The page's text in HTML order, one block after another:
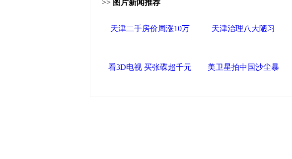
>> 图片新闻推荐
天津二手房价周涨10万 天津治理八大陋习
看3D电视 买张碟超千元 美卫星拍中国沙尘暴